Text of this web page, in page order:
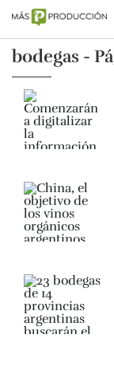
bodegas -